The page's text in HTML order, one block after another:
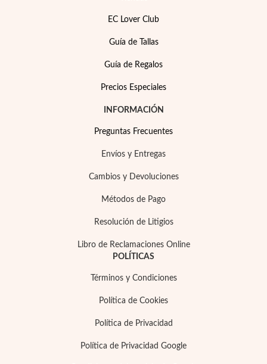
EC Lover Club
Guía de Tallas
Guía de Regalos
Precios Especiales
INFORMACIÓN
Preguntas Frecuentes
Envíos y Entregas
Cambios y Devoluciones
Métodos de Pago
Resolución de Litigios
Libro de Reclamaciones Online
POLÍTICAS
Términos y Condiciones
Política de Cookies
Política de Privacidad
Política de Privacidad Google